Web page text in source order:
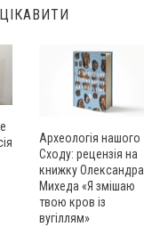
Археологія нашого
Сходу: рецензія на
книжку Олександра
Михеда «Я змішаю
твою кров із
вугіллям»